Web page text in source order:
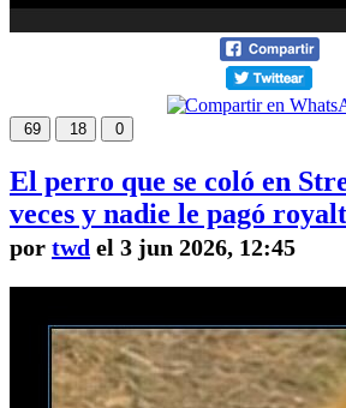
69 18 0
El perro que se coló en
veces y nadie le pagó
por twd el 3 jun 2026, 12:45